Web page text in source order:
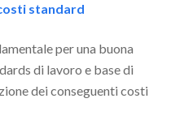
standard
per una buona
di lavoro e base di
dei conseguenti costi